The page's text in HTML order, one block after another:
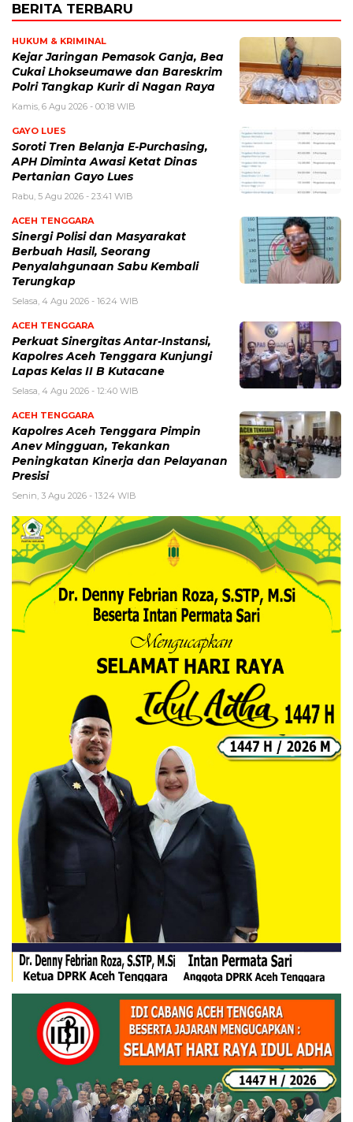
BERITA TERBARU
HUKUM & KRIMINAL
Kejar Jaringan Pemasok Ganja, Bea
Cukai Lhokseumawe dan Bareskrim
Polri Tangkap Kurir di Nagan Raya
Kamis, 6 Agu 2026 - 00:18 WIB
GAYO LUES
Soroti Tren Belanja E-Purchasing,
APH Diminta Awasi Ketat Dinas
Pertanian Gayo Lues
Rabu, 5 Agu 2026 - 23:41 WIB
ACEH TENGGARA
Sinergi Polisi dan Masyarakat
Berbuah Hasil, Seorang
Penyalahgunaan Sabu Kembali
Terungkap
Selasa, 4 Agu 2026 - 16:24 WIB
ACEH TENGGARA
Perkuat Sinergitas Antar-Instansi,
Kapolres Aceh Tenggara Kunjungi
Lapas Kelas II B Kutacane
Selasa, 4 Agu 2026 - 12:40 WIB
ACEH TENGGARA
Kapolres Aceh Tenggara Pimpin
Anev Mingguan, Tekankan
Peningkatan Kinerja dan Pelayanan
Presisi
Senin, 3 Agu 2026 - 13:24 WIB